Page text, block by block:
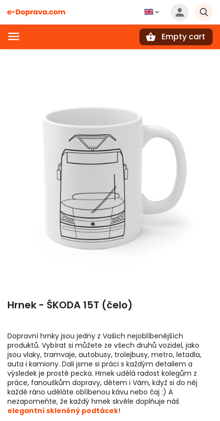
Empty cart
Hrnek - ŠKODA 15T (čelo)
Dopravní hrnky jsou jedny z Vašich nejoblíbenějších
produktů. Vybírat si můžete ze všech druhů vozidel, jako
jsou vlaky, tramvaje, autobusy, trolejbusy, metro, letadla,
auta i kamiony. Dali jsme si práci s každým detailem a
výsledek je prostě pecka. Hrnek udělá radost kolegům z
práce, fanouškům dopravy, dětem i Vám, když si do něj
každé ráno uděláte oblíbenou kávu nebo čaj :) A
nezapomeňte, že každý hrnek skvěle doplňuje náš
elegantní skleněný podtácek!